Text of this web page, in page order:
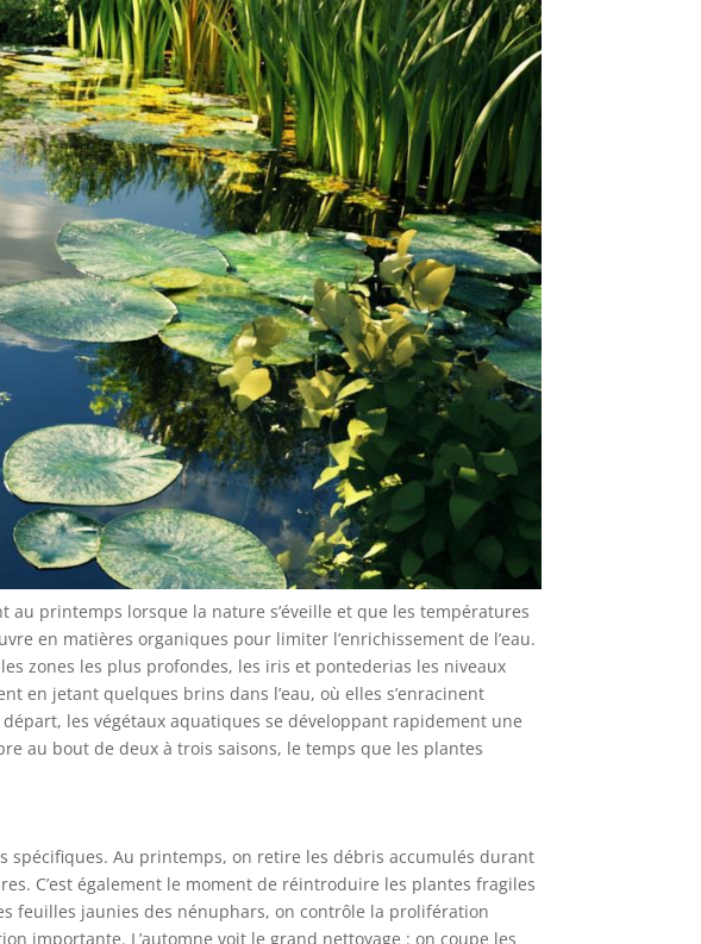
au printemps lorsque la nature s’éveille et que les températures
en matières organiques pour limiter l’enrichissement de l’eau.
zones les plus profondes, les iris et pontederias les niveaux
en jetant quelques brins dans l’eau, où elles s’enracinent
les végétaux aquatiques se développant rapidement une
au bout de deux à trois saisons, le temps que les plantes
spécifiques. Au printemps, on retire les débris accumulés durant
C’est également le moment de réintroduire les plantes fragiles
feuilles jaunies des nénuphars, on contrôle la prolifération
importante. L’automne voit le grand nettoyage : on coupe les